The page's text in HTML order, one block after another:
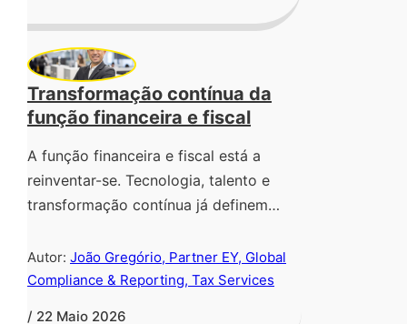
Transformação contínua da
função financeira e fiscal
A função financeira e fiscal está a
reinventar-se. Tecnologia, talento e
transformação contínua já definem…
Autor: João Gregório, Partner EY, Global
Compliance & Reporting, Tax Services
/ 22 Maio 2026